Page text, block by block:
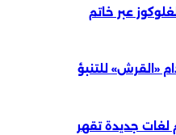
عبر خاتم
«القرش» للتنبؤ
لغات جديدة تقهر